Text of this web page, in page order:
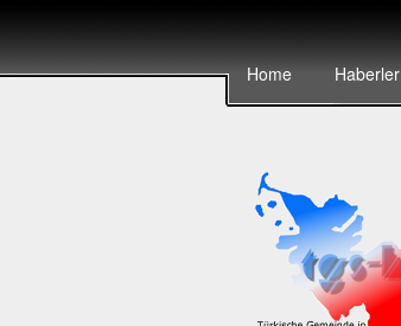
Home Haberler